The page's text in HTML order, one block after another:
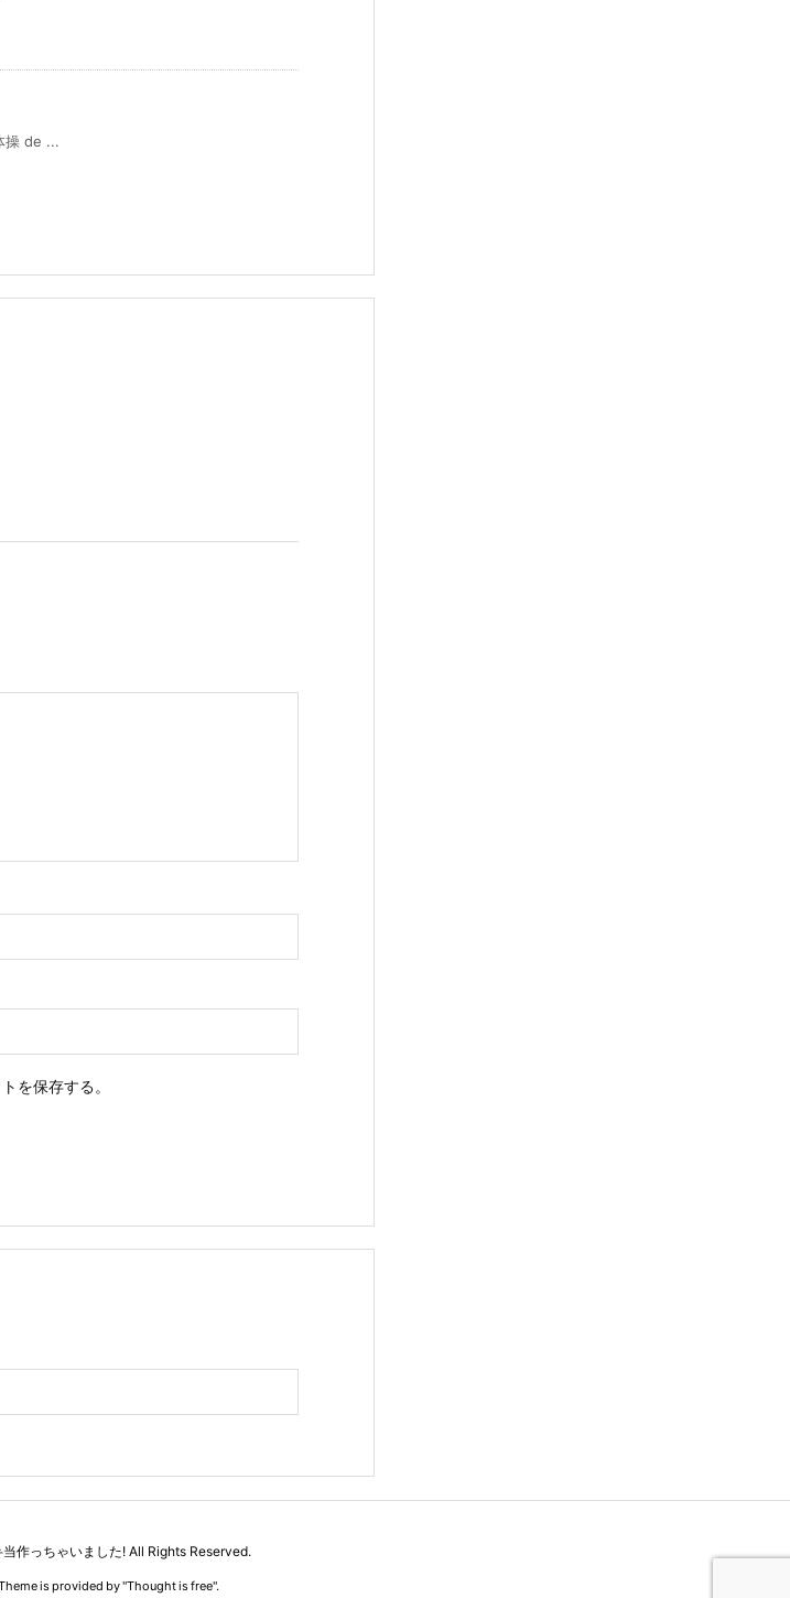
操 de ...
を保存する。
作っちゃいました!All Rights Reserved.
is provided by "Thought is free".